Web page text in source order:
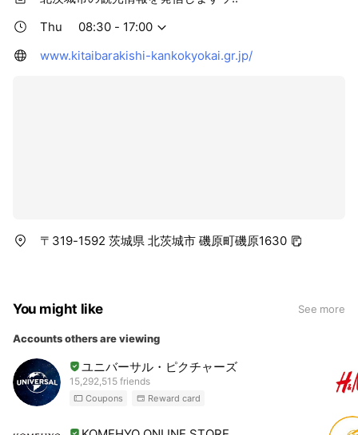
Thu
08:30 - 17:00
www.kitaibarakishi-kankokyokai.gr.jp/
〒319-1592 茨城県 北茨城市 磯原町磯原1630
You might like See more
Accounts others are viewing
ユニバーサル・ピクチャーズ
15,292,515 friends
Coupons Reward card